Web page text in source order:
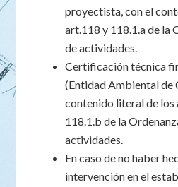
proyectista, con el
art.118 y 118.1.a de la
de actividades.
Certificación técnica
(Entidad Ambiental de
contenido literal de
118.1.b de la
actividades.
En caso de no haber
intervención en el